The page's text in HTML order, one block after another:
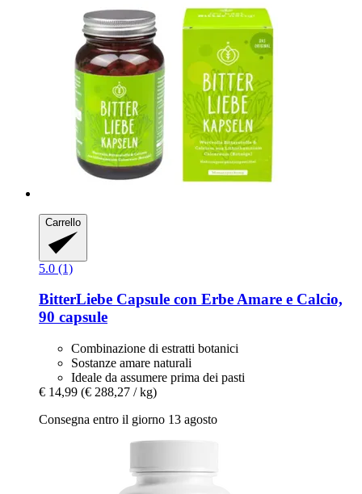
Carrello
5.0 (1)
BitterLiebe Capsule con Erbe Amare e Calcio,
90 capsule
Combinazione di estratti botanici
Sostanze amare naturali
Ideale da assumere prima dei pasti
€ 14,99 (€ 288,27 / kg)
Consegna entro il giorno 13 agosto